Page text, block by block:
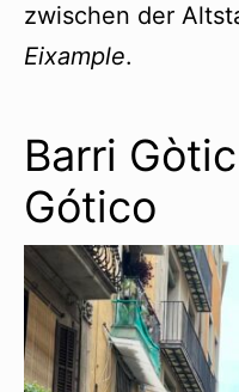
zwischen der
Eixample.
Barri
Gótico